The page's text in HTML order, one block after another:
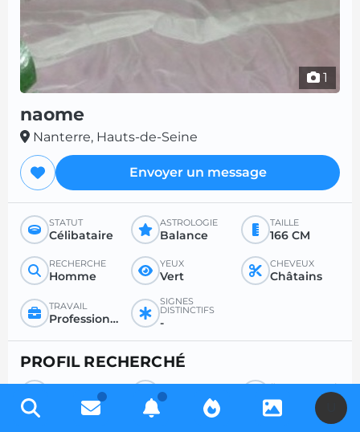
1
naome
Nanterre, Hauts-de-Seine
Envoyer un message
STATUT
Célibataire
ASTROLOGIE
Balance
TAILLE
166 CM
RECHERCHE
Homme
YEUX
Vert
CHEVEUX
Châtains
TRAVAIL
Profession libérale
SIGNES
DISTINCTIFS
-
PROFIL RECHERCHÉ
RECHERCHE
Homme
POUR
Tout
ÂGE SOUHAITÉ